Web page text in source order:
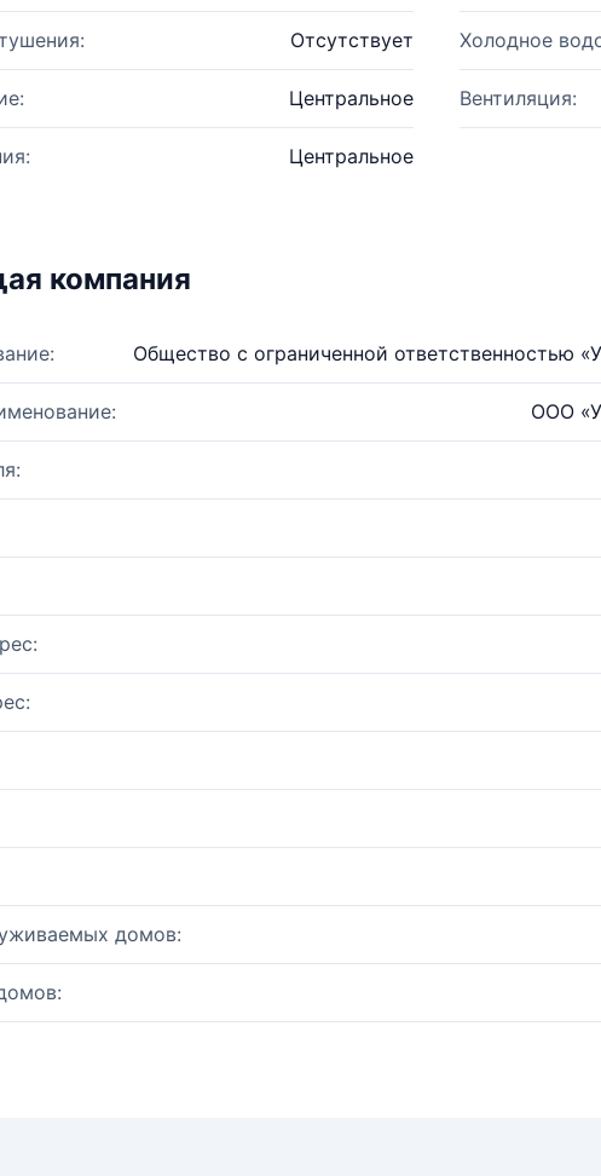
Отсутствует Холодное
Центральное Вентиляция:
Центральное
компания
Общество с ограниченной ответственностью
ООО
домов: